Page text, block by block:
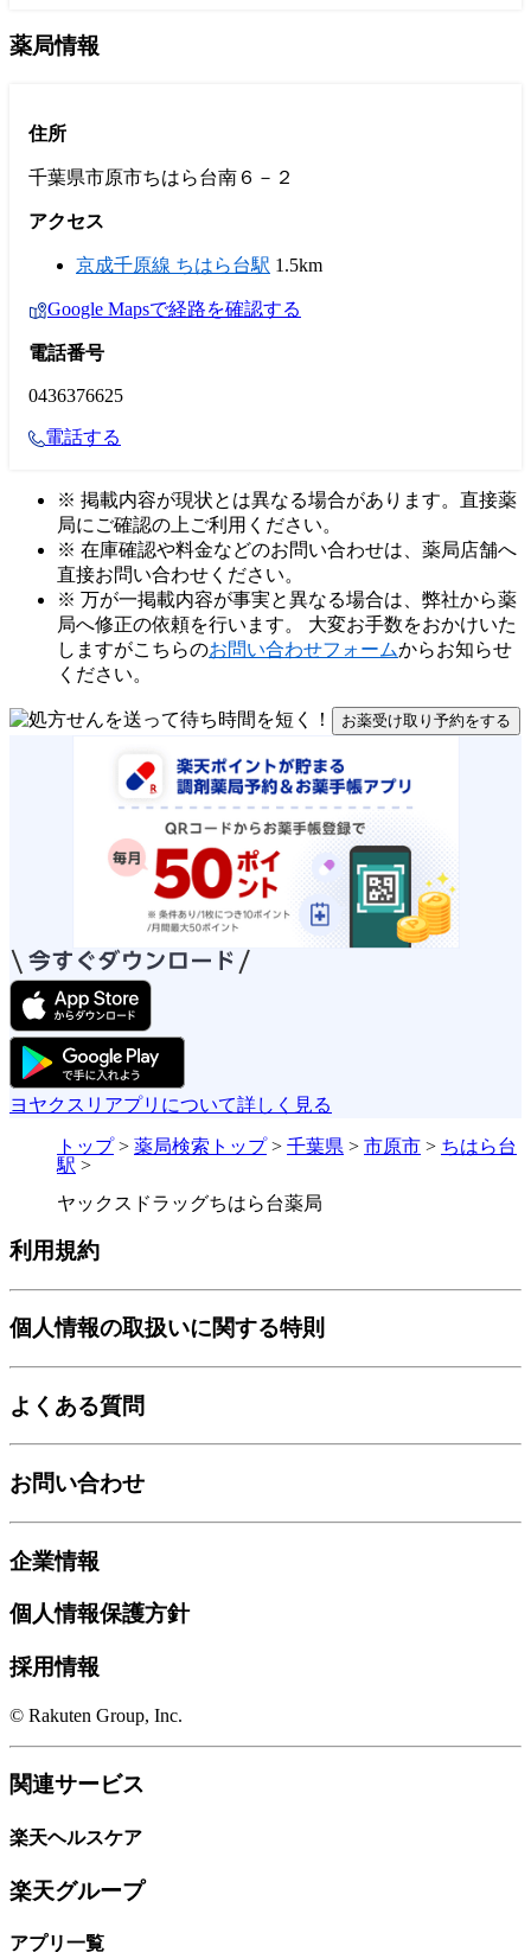
薬局情報
住所
千葉県市原市ちはら台南６－２
アクセス
京成千原線 ちはら台駅 1.5km
Google Mapsで経路を確認する
電話番号
0436376625
電話する
※ 掲載内容が現状とは異なる場合があります。直接薬
局にご確認の上ご利用ください。
※ 在庫確認や料金などのお問い合わせは、薬局店舗へ
直接お問い合わせください。
※ 万が一掲載内容が事実と異なる場合は、弊社から薬
局へ修正の依頼を行います。 大変お手数をおかけいた
しますがこちらのお問い合わせフォームからお知らせ
ください。
お薬受け取り予約をする
ヨヤクスリアプリについて詳しく見る
トップ> 薬局検索トップ> 千葉県 > 市原市 > ちはら台
駅 >
ヤックスドラッグちはら台薬局
利用規約
個人情報の取扱いに関する特則
よくある質問
お問い合わせ
企業情報
個人情報保護方針
採用情報
© Rakuten Group, Inc.
関連サービス
楽天ヘルスケア
楽天グループ
アプリ一覧